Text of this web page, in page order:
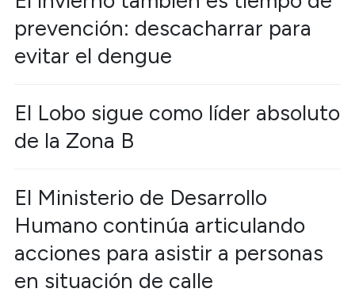
prevención: descacharrar para
evitar el dengue
El Lobo sigue como líder absoluto
de la Zona B
El Ministerio de Desarrollo
Humano continúa articulando
acciones para asistir a personas
en situación de calle